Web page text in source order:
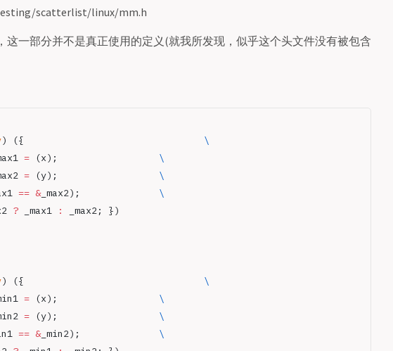
scatterlist/linux/mm.h
这一部分并不是真正使用的定义(就我所发现，似乎这个头文件没有被包含
\
=
\
=
\
== &
\
? _max1 :
_max2; })
\
=
\
=
\
== &
\